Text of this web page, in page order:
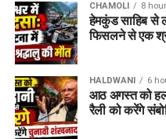
CHAMOLI 8
हेमकुंड साहिब से
फिसलने से एक
HALDWANI 6
आठ अगस्त को
रैली को करेंगे